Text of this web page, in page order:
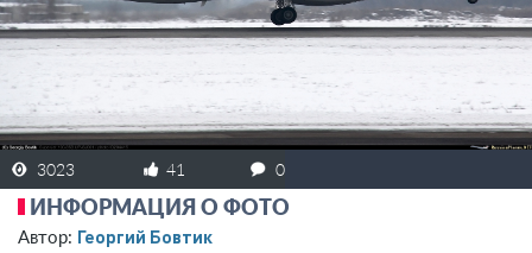
ЗАРЕГИСТРИРОВАТЬСЯ
3023 41 0
ИНФОРМАЦИЯ О ФОТО
Автор: Георгий Бовтик